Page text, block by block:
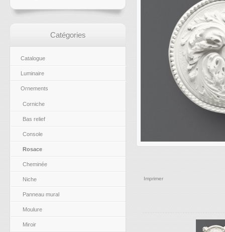
Catégories
Catalogue
Luminaire
Ornements
Corniche
Bas relief
Console
Rosace
Cheminée
Niche
Panneau mural
Moulure
Miroir
Imprimer